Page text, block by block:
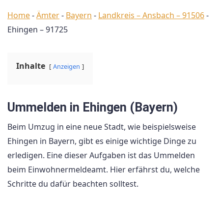
Home-Ämter- Bayern - Landkreis – Ansbach – 91506-
Ehingen – 91725
Inhalte Anzeigen
Ummelden in Ehingen (Bayern)
Beim Umzug in eine neue Stadt, wie beispielsweise
Ehingen in Bayern, gibt es einige wichtige Dinge zu
erledigen. Eine dieser Aufgaben ist das Ummelden
beim Einwohnermeldeamt. Hier erfährst du, welche
Schritte du dafür beachten solltest.